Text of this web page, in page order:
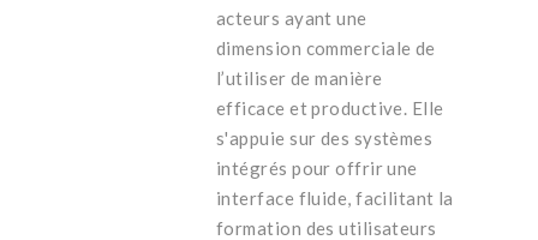
acteurs ayant une
dimension commerciale de
l’utiliser de manière
efficace et productive. Elle
s'appuie sur des systèmes
intégrés pour offrir une
interface fluide, facilitant la
formation des utilisateurs